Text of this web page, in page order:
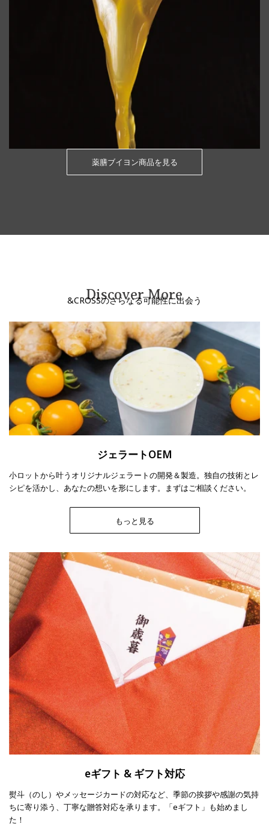
薬膳ブイヨン商品を見る
Discover More
&CROSSのさらなる可能性に出会う
ジェラートOEM
小ロットから叶うオリジナルジェラートの開発＆製造。独自の技術とレ
シピを活かし、あなたの想いを形にします。まずはご相談ください。
もっと見る
eギフト & ギフト対応
熨斗（のし）やメッセージカードの対応など、季節の挨拶や感謝の気持
ちに寄り添う、丁寧な贈答対応を承ります。「eギフト」も始めまし
た！